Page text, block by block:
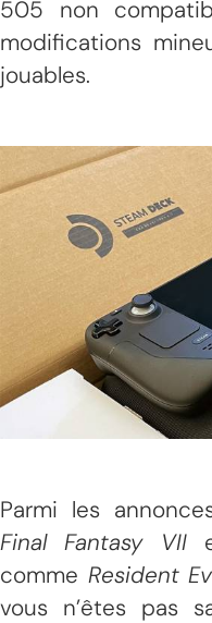
505 non
modifications
jouables.
Parmi les
Final Fantasy VII
comme Resident
vous n’êtes pas